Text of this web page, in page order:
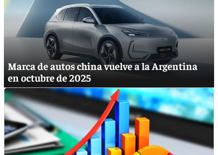
Marca de autos china vuelve a la Argentina
en octubre de 2025